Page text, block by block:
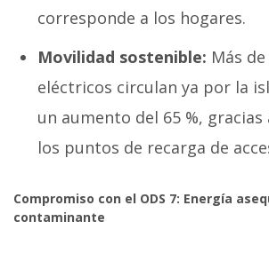
corresponde a los hogares.
Movilidad sostenible: Más
eléctricos circulan ya por la
un aumento del 65 %,
los puntos de recarga de
Compromiso con el ODS 7: Energía
contaminante